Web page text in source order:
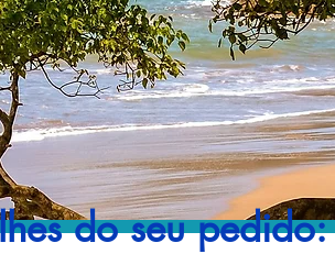
do seu pedido: